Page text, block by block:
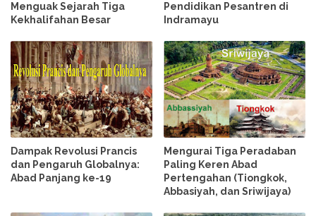
Menguak Sejarah Tiga
Kekhalifahan Besar
Pendidikan Pesantren di
Indramayu
Dampak Revolusi Prancis
dan Pengaruh Globalnya:
Abad Panjang ke-19
Mengurai Tiga Peradaban
Paling Keren Abad
Pertengahan (Tiongkok,
Abbasiyah, dan Sriwijaya)